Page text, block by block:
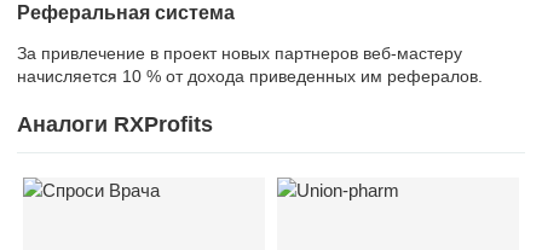
Реферальная система
За привлечение в проект новых партнеров веб-мастеру
начисляется 10 % от дохода приведенных им рефералов.
Аналоги RXProfits